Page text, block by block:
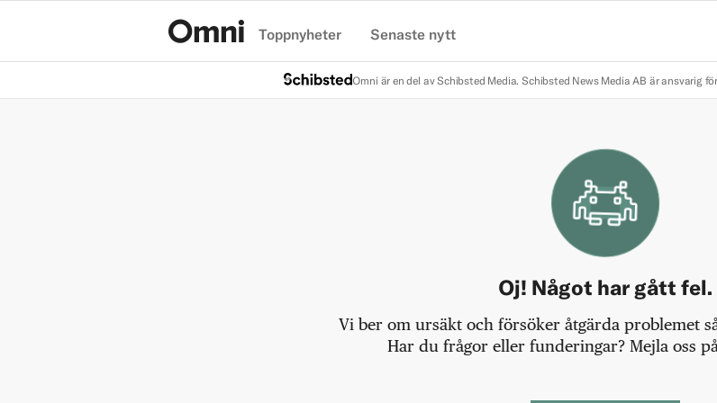
Toppnyheter Senaste nytt
Omni är en del av Schibsted Media. Schibsted News Media AB är ansvarig
Oj! Något har gått fel.
Vi ber om ursäkt och försöker åtgärda problemet
Har du frågor eller funderingar? Mejla oss